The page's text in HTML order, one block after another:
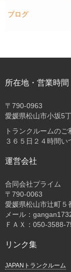
ブログ
所在地・営業時間
〒 790-0963
愛媛県松山市小坂5
トランクルームのご
３６５日２４時間い
運営会社
合同会社プライム
〒 790-0063
愛媛県松山市辻町５
メール：
ＦＡＸ：050-3588-
リンク集
JAPANトランクルーム